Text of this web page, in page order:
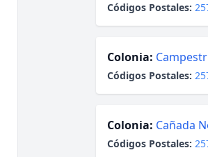
Códigos Postales:
Colonia:
Códigos Postales:
Colonia: Cañada
Códigos Postales: